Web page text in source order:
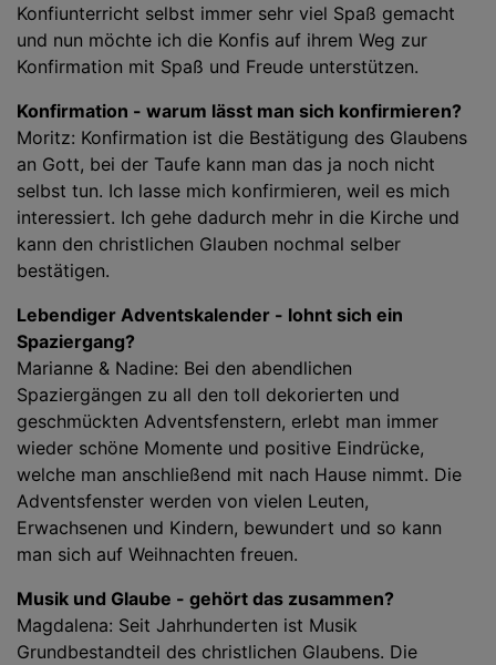
Konfiunterricht selbst immer sehr viel Spaß gemacht
und nun möchte ich die Konfis auf ihrem Weg zur
Konfirmation mit Spaß und Freude unterstützen.
Konfirmation - warum lässt man sich konfirmieren?
Moritz: Konfirmation ist die Bestätigung des Glaubens
an Gott, bei der Taufe kann man das ja noch nicht
selbst tun. Ich lasse mich konfirmieren, weil es mich
interessiert. Ich gehe dadurch mehr in die Kirche und
kann den christlichen Glauben nochmal selber
bestätigen.
Lebendiger Adventskalender - lohnt sich ein
Spaziergang?
Marianne & Nadine: Bei den abendlichen
Spaziergängen zu all den toll dekorierten und
geschmückten Adventsfenstern, erlebt man immer
wieder schöne Momente und positive Eindrücke,
welche man anschließend mit nach Hause nimmt. Die
Adventsfenster werden von vielen Leuten,
Erwachsenen und Kindern, bewundert und so kann
man sich auf Weihnachten freuen.
Musik und Glaube - gehört das zusammen?
Magdalena: Seit Jahrhunderten ist Musik
Grundbestandteil des christlichen Glaubens. Die